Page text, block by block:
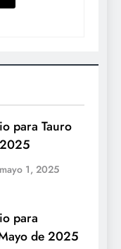
para Tauro
mayo 1, 2025
para
de 2025